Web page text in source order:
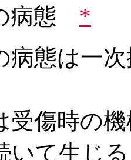
病態 *
病態は一
受傷時の
いて生じ